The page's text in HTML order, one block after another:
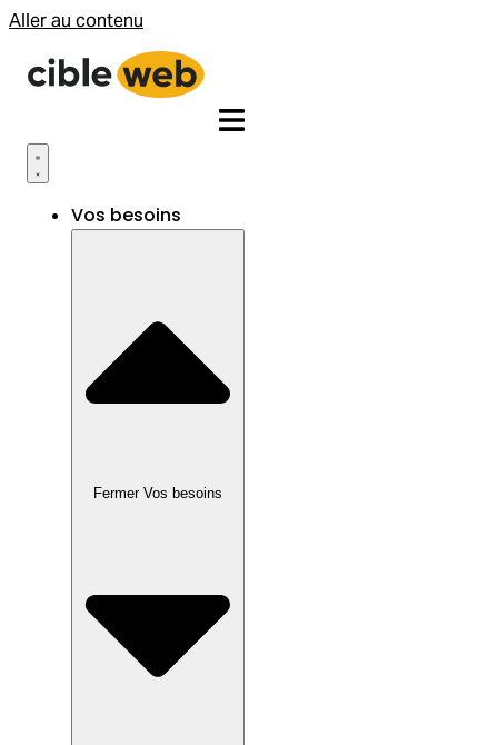
Aller au contenu
Vos besoins
Fermer Vos besoins